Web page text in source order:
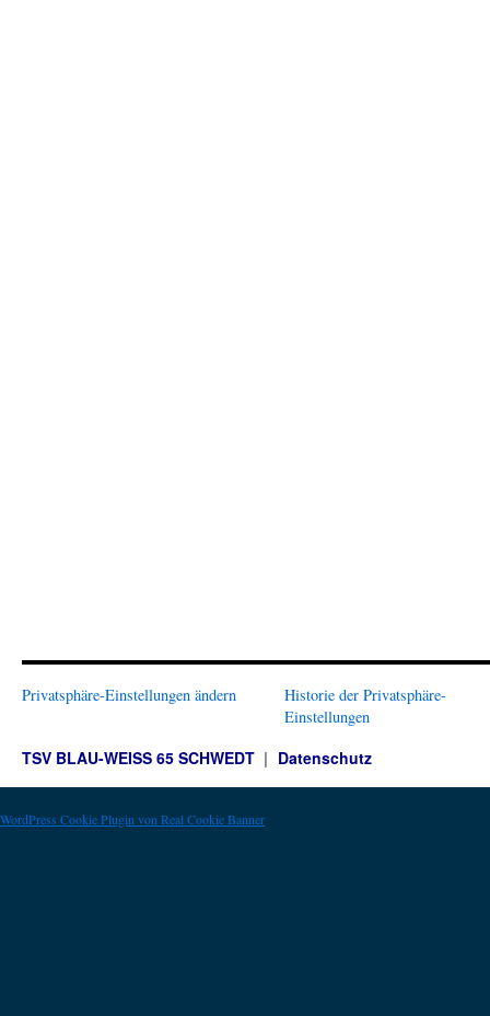
Privatsphäre-Einstellungen ändern
Historie der Privatsphäre-
Einstellungen
TSV BLAU-WEISS 65 SCHWEDT Datenschutz
WordPress Cookie Plugin von Real Cookie Banner